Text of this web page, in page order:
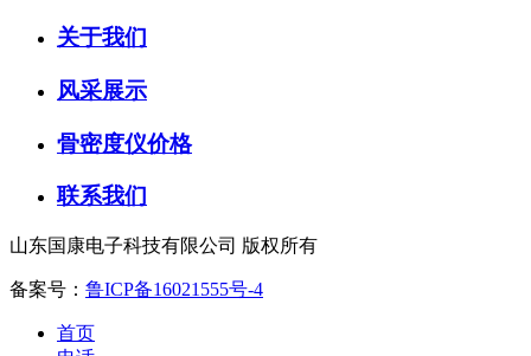
关于我们
风采展示
骨密度仪价格
联系我们
山东国康电子科技有限公司 版权所有
备案号： 鲁ICP备16021555号-4
首页